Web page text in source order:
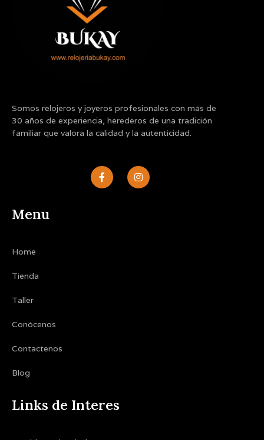
Somos relojeros y joyeros profesionales con más de
30 años de experiencia, herederos de una tradición
familiar que valora la calidad y la autenticidad.
F
a
c
I
n
s
Menu
Home
Tienda
Taller
Conócenos
Contactenos
Blog
Links de Interes